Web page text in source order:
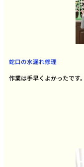
蛇口の水漏れ修理
作業は手早くよかったです。